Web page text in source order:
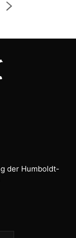
der Humboldt-